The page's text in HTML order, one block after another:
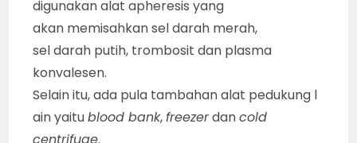
digunakan alat apheresis yang
akan memisahkan sel darah merah,
sel darah putih, trombosit dan plasma
konvalesen.
Selain itu, ada pula tambahan alat pedukung l
ain yaitublood bank,freezerdancold